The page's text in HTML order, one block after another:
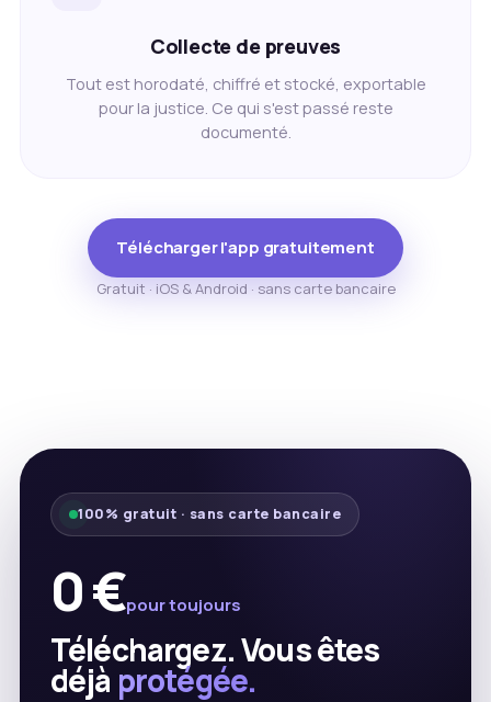
Collecte de preuves
Tout est horodaté, chiffré et stocké, exportable
pour la justice. Ce qui s'est passé reste
documenté.
Télécharger l'app gratuitement
Gratuit · iOS & Android · sans carte bancaire
100% gratuit · sans carte bancaire
0 €pour toujours
Téléchargez. Vous êtes
déjà protégée.